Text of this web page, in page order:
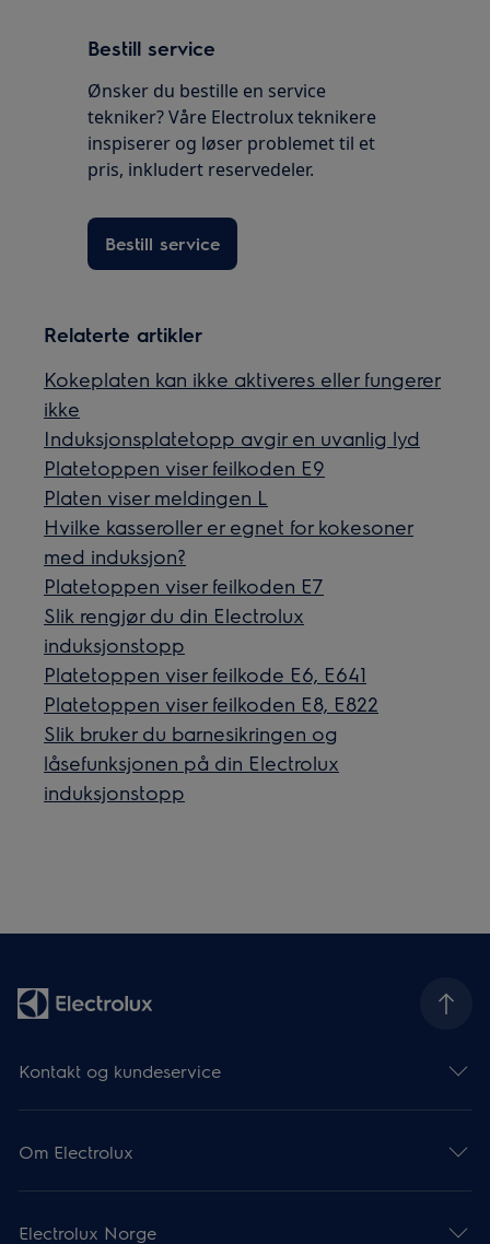
Bestill service
Ønsker du bestille en service
tekniker? Våre Electrolux teknikere
inspiserer og løser problemet til et
pris, inkludert reservedeler.
Bestill service
Relaterte artikler
Kokeplaten kan ikke aktiveres eller fungerer
ikke
Induksjonsplatetopp avgir en uvanlig lyd
Platetoppen viser feilkoden E9
Platen viser meldingen L
Hvilke kasseroller er egnet for kokesoner
med induksjon?
Platetoppen viser feilkoden E7
Slik rengjør du din Electrolux
induksjonstopp
Platetoppen viser feilkode E6, E641
Platetoppen viser feilkoden E8, E822
Slik bruker du barnesikringen og
låsefunksjonen på din Electrolux
induksjonstopp
Kontakt og kundeservice
Om Electrolux
Electrolux Norge